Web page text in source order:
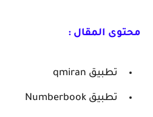
محتوى المقال :
تطبيق qmiran
تطبيق Numberbook